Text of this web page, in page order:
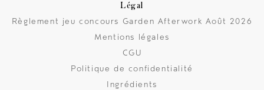
Légal
Règlement jeu concours Garden Afterwork Août 2026
Mentions légales
CGU
Politique de confidentialité
Ingrédients